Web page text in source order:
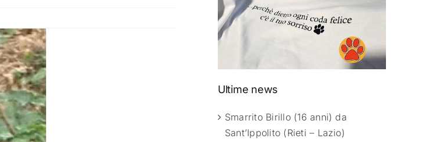
Ultime news
Smarrito Birillo (16 anni) da
Sant’Ippolito (Rieti – Lazio)